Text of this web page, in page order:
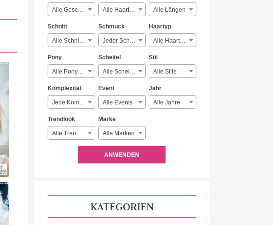
Alle Geschlechter Alle Haarfarben Alle Längen
Schnitt
Alle Schnitte
Schmuck
Jeder Schmuck
Haartyp
Alle Haartypen
Pony
Alle Ponyarten
Scheitel
Alle Scheitelarten
Stil
Alle Stile
Komplexität
Jede Komplexität
Event
Alle Events
Jahr
Alle Jahre
Trendlook
Alle Trendlooks
Marke
Alle Marken
ANWENDEN
KATEGORIEN